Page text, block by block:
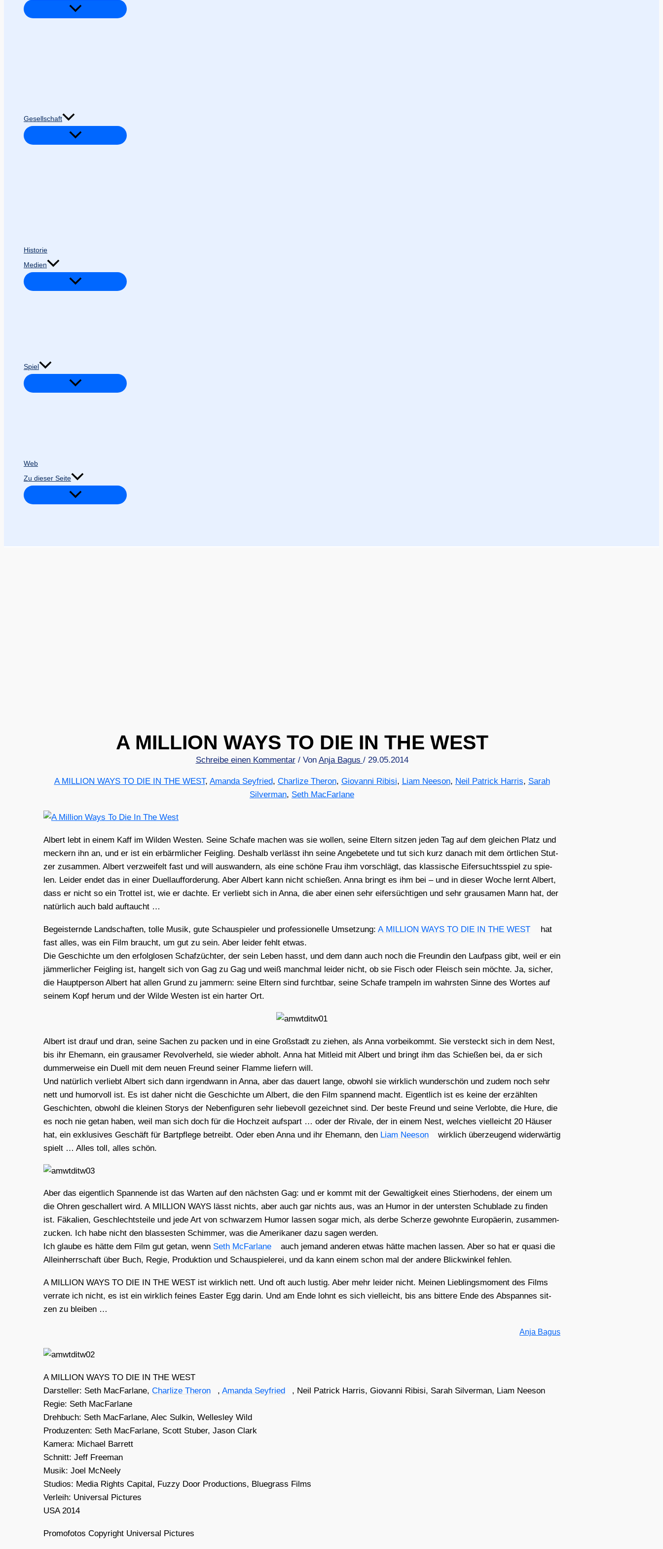
Gesellschaft
Historie
Medien
Spiel
Web
Zu dieser Seite
A MILLION WAYS TO DIE IN THE WEST
Schreibe einen Kommentar / Von Anja Bagus / 29.05.2014
A MILLION WAYS TO DIE IN THE WEST, Amanda Seyfried, Charlize Theron, Giovanni Ribisi, Liam Neeson, Neil Patrick Harris, Sarah
Silverman, Seth MacFarlane
Albert lebt in einem Kaff im Wil­den Wes­ten. Sei­ne Scha­fe machen was sie wol­len, sei­ne Eltern sit­zen jeden Tag auf dem glei­chen Platz und
meckern ihn an, und er ist ein erbärm­li­cher Feig­ling. Des­halb ver­lässt ihn sei­ne Ange­be­te­te und tut sich kurz danach mit dem ört­li­chen Stut­
zer zusam­men. Albert ver­zwei­felt fast und will aus­wan­dern, als eine schö­ne Frau ihm vor­schlägt, das klas­si­sche Eifer­suchts­spiel zu spie­
len. Lei­der endet das in einer Duell­auf­for­de­rung. Aber Albert kann nicht schie­ßen. Anna bringt es ihm bei – und in die­ser Woche lernt Albert,
dass er nicht so ein Trot­tel ist, wie er dach­te. Er ver­liebt sich in Anna, die aber einen sehr eifer­süch­ti­gen und sehr grau­sa­men Mann hat, der
natür­lich auch bald auf­taucht …
Begeis­tern­de Land­schaf­ten, tol­le Musik, gute Schau­spie­ler und pro­fes­sio­nel­le Umset­zung: A MILLION WAYS TO DIE IN THE WEST
hat
fast alles, was ein Film braucht, um gut zu sein. Aber lei­der fehlt etwas.
Die Geschich­te um den erfolg­lo­sen Schaf­züch­ter, der sein Leben hasst, und dem dann auch noch die Freun­din den Lauf­pass gibt, weil er ein
jäm­mer­li­cher Feig­ling ist, han­gelt sich von Gag zu Gag und weiß manch­mal lei­der nicht, ob sie Fisch oder Fleisch sein möch­te. Ja, sicher,
die Haupt­per­son Albert hat allen Grund zu jam­mern: sei­ne Eltern sind furcht­bar, sei­ne Scha­fe tram­peln im wahrs­ten Sin­ne des Wor­tes auf
sei­nem Kopf her­um und der Wil­de Wes­ten ist ein har­ter Ort.
Albert ist drauf und dran, sei­ne Sachen zu packen und in eine Groß­stadt zu zie­hen, als Anna vor­bei­kommt. Sie ver­steckt sich in dem Nest,
bis ihr Ehe­mann, ein grau­sa­mer Revol­ver­held, sie wie­der abholt. Anna hat Mit­leid mit Albert und bringt ihm das Schie­ßen bei, da er sich
dum­mer­wei­se ein Duell mit dem neu­en Freund sei­ner Flam­me lie­fern will.
Und natür­lich ver­liebt Albert sich dann irgend­wann in Anna, aber das dau­ert lan­ge, obwohl sie wirk­lich wun­der­schön und zudem noch sehr
nett und humor­voll ist. Es ist daher nicht die Geschich­te um Albert, die den Film span­nend macht. Eigent­lich ist es kei­ne der erzähl­ten
Geschich­ten, obwohl die klei­nen Sto­rys der Neben­fi­gu­ren sehr lie­be­voll gezeich­net sind. Der bes­te Freund und sei­ne Ver­lob­te, die Hure, die
es noch nie getan haben, weil man sich doch für die Hoch­zeit auf­spart … oder der Riva­le, der in einem Nest, wel­ches viel­leicht 20 Häu­ser
hat, ein exklu­si­ves Geschäft für Bart­pfle­ge betreibt. Oder eben Anna und ihr Ehe­mann, den Liam Nee­son
wirk­lich über­zeu­gend wider­wär­tig
spielt … Alles toll, alles schön.
Aber das eigent­lich Span­nen­de ist das War­ten auf den nächs­ten Gag: und er kommt mit der Gewal­tig­keit eines Stier­ho­dens, der einem um
die Ohren geschal­lert wird. A MILLION WAYS lässt nichts, aber auch gar nichts aus, was an Humor in der unters­ten Schub­la­de zu fin­den
ist. Fäka­li­en, Geschlechts­tei­le und jede Art von schwar­zem Humor las­sen sogar mich, als der­be Scher­ze gewohn­te Euro­päe­rin, zusam­men­
zucken. Ich habe nicht den blas­ses­ten Schim­mer, was die Ame­ri­ka­ner dazu sagen wer­den.
Ich glau­be es hät­te dem Film gut getan, wenn Seth McFar­la­ne
auch jemand ande­ren etwas hät­te machen las­sen. Aber so hat er qua­si die
Allein­herr­schaft über Buch, Regie, Pro­duk­ti­on und Schau­spie­le­rei, und da kann einem schon mal der ande­re Blick­win­kel feh­len.
A MILLION WAYS TO DIE IN THE WEST ist wirk­lich nett. Und oft auch lus­tig. Aber mehr lei­der nicht. Mei­nen Lieb­lings­mo­ment des Films
ver­ra­te ich nicht, es ist ein wirk­lich fei­nes Eas­ter Egg dar­in. Und am Ende lohnt es sich viel­leicht, bis ans bit­te­re Ende des Abspan­nes sit­
zen zu blei­ben …
Anja Bagus
A MILLION WAYS TO DIE IN THE WEST
Dar­stel­ler: Seth Mac­Far­la­ne, Char­li­ze The­ron , Aman­da Sey­fried
, Neil Patrick Har­ris, Gio­van­ni Ribi­si, Sarah Sil­ver­man, Liam Nee­son
Regie: Seth Mac­Far­la­ne
Dreh­buch: Seth Mac­Far­la­ne, Alec Sul­kin, Wel­les­ley Wild
Pro­du­zen­ten: Seth Mac­Far­la­ne, Scott Stu­ber, Jason Clark
Kame­ra: Micha­el Bar­rett
Schnitt: Jeff Free­man
Musik: Joel McNee­ly
Stu­di­os: Media Rights Capi­tal, Fuz­zy Door Pro­duc­tions, Blue­grass Films
Ver­leih: Uni­ver­sal Pic­tures
USA 2014
Pro­mo­fo­tos Copy­right Uni­ver­sal Pic­tures